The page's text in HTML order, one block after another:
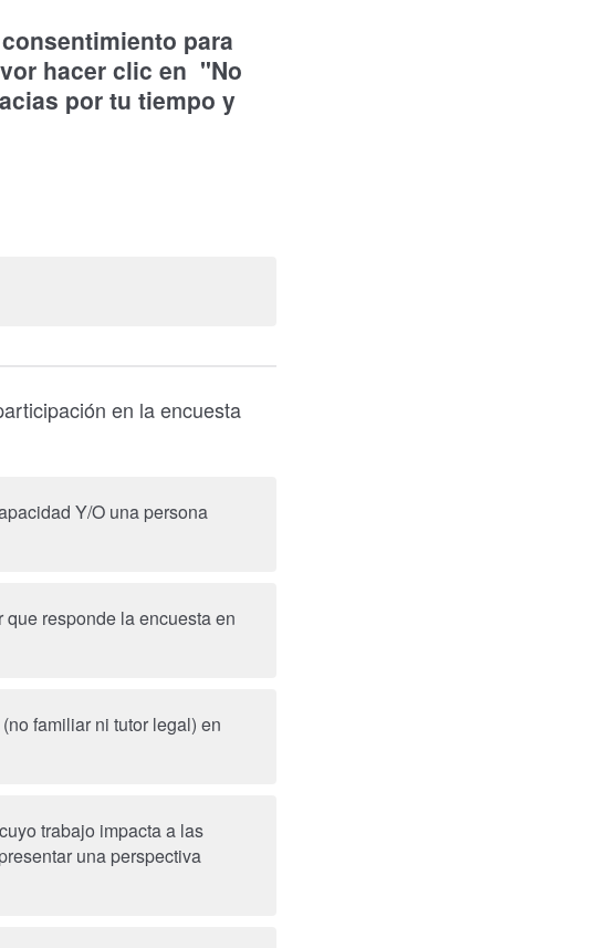
para
hacer clic en "No
por tu tiempo y
en la encuesta
Y/O una persona
responde la encuesta en
familiar ni tutor legal) en
trabajo impacta a las
una perspectiva